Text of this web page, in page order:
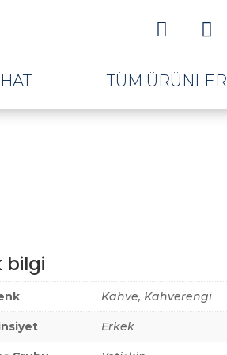
 
TÜM ÜRÜNLER
bilgi
Kahve, Kahverengi
Erkek